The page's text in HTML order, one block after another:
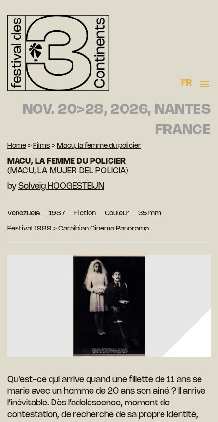
FR
NOV. 20>28, 2026, NANTES
FRANCE
Home > Films > Macu, la femme du policier
MACU, LA FEMME DU POLICIER
(MACU, LA MUJER DEL POLICIA)
by Solveig HOOGESTEIJN
Venezuela 1987 Fiction Couleur 35 mm
Festival 1989 > Caraibian Cinema Panorama
Qu’est-ce qui arrive quand une fillette de 11 ans se
marie avec un homme de 20 ans son aîné ? Il arrive
l’inévitable. Dès l’adolescence, moment de
contestation, de recherche de sa propre identité,